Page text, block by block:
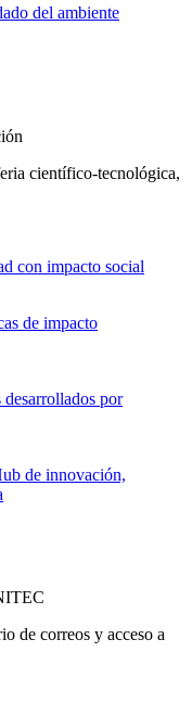
del ambiente
científico-tecnológica,
con impacto social
de impacto
por
de innovación,
de correos y acceso a